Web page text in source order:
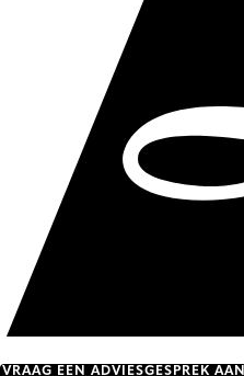
VRAAG EEN ADVIESGESPREK AAN